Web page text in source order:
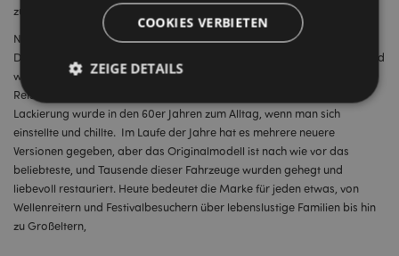
zu Weihnachten auf den Weg!
Nichts spricht so sehr von Sommerspaß und Freiheit wie das VW-Bulli
Der in den 1950er Jahren eingeführte VW T1 mit geteiltem Bildschirm fand
weltweit Anklang und ist Teil der Surf- und Küstenkultur geworden. Das
Reisen in einem VW-Bus mit wilder psychedelischer oder floraler
Lackierung wurde in den 60er Jahren zum Alltag, wenn man sich
einstellte und chillte. Im Laufe der Jahre hat es mehrere neuere
Versionen gegeben, aber das Originalmodell ist nach wie vor das
beliebteste, und Tausende dieser Fahrzeuge wurden gehegt und
liebevoll restauriert. Heute bedeutet die Marke für jeden etwas, von
Wellenreitern und Festivalbesuchern über lebenslustige Familien bis hin
zu Großeltern,
COOKIES VERBIETEN
ZEIGE DETAILS
Unbedingt notwendige
Leistungs
Ausrichten
Streng-notwendige-Cookies ermöglichen
Kernfunktionen der Website wie die
Benutzeranmeldung und die Kontoverwaltung.